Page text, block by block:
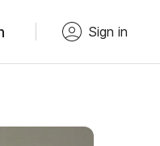
Sign in